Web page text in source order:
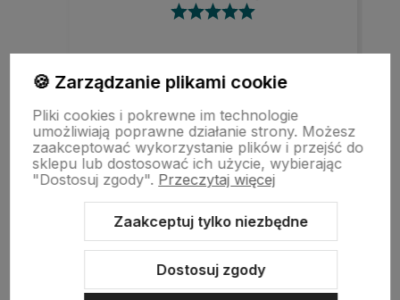
Szybka realizacja zamówienia.
w tym miesiącu
zebranych i zweryfikowanych przez
🍪 Zarządzanie plikami cookie
Pliki cookies i pokrewne im technologie
umożliwiają poprawne działanie strony. Możesz
zaakceptować wykorzystanie plików i przejść do
sklepu lub dostosować ich użycie, wybierając
"Dostosuj zgody". Przeczytaj więcej
Zaakceptuj tylko niezbędne
Dostosuj zgody